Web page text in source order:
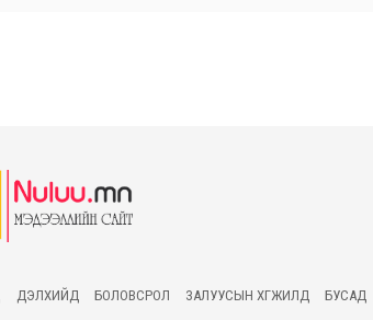
ДЭЛХИЙД БОЛОВСРОЛ ЗАЛУУСЫН ХӨГЖИЛД БУСАД